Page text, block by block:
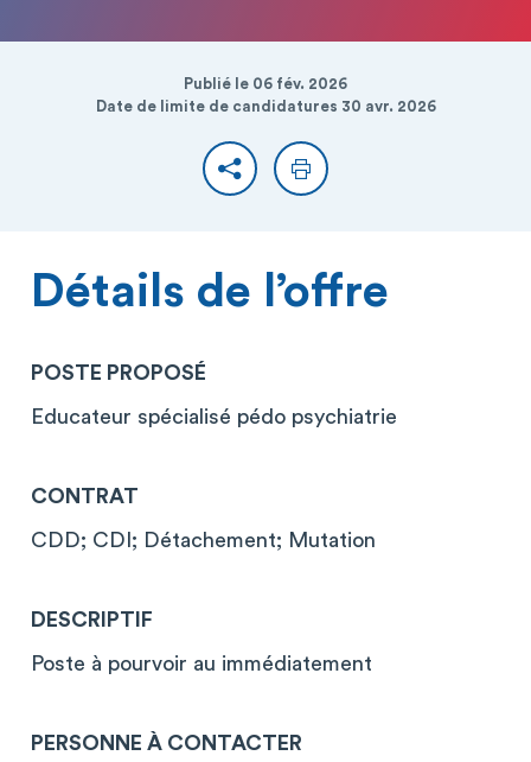
Publié le 06 fév. 2026
Date de limite de candidatures 30 avr. 2026
PartagerImprimer
Détails de l’offre
POSTE PROPOSÉ
Educateur spécialisé pédo psychiatrie
CONTRAT
CDD; CDI; Détachement; Mutation
DESCRIPTIF
Poste à pourvoir au immédiatement
PERSONNE À CONTACTER